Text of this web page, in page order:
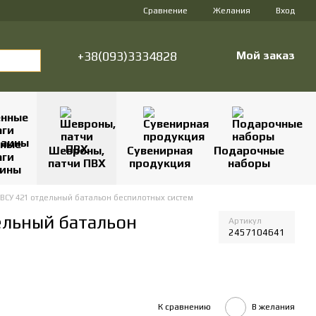
Сравнение Желания Вход
+38(093)3334828 Мой заказ
Шевроны,
патчи ПВХ
Сувенирная
продукция
Подарочные
наборы
421 отдельный батальон беспилотных систем
батальон Артикул
2457104641
К сравнению В желания